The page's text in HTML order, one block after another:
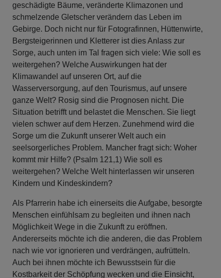
geschädigte Bäume, veränderte Klimazonen und
schmelzende Gletscher verändern das Leben im
Gebirge. Doch nicht nur für Fotografinnen, Hüttenwirte,
Bergsteigerinnen und Kletterer ist dies Anlass zur
Sorge, auch unten im Tal fragen sich viele: Wie soll es
weitergehen? Welche Auswirkungen hat der
Klimawandel auf unseren Ort, auf die
Wasserversorgung, auf den Tourismus, auf unsere
ganze Welt? Rosig sind die Prognosen nicht. Die
Situation betrifft und belastet die Menschen. Sie liegt
vielen schwer auf dem Herzen. Zunehmend wird die
Sorge um die Zukunft unserer Welt auch ein
seelsorgerliches Problem. Mancher fragt sich: Woher
kommt mir Hilfe? (Psalm 121,1) Wie soll es
weitergehen? Welche Welt hinterlassen wir unseren
Kindern und Kindeskindern?
Als Pfarrerin habe ich einerseits die Aufgabe, besorgte
Menschen einfühlsam zu begleiten und ihnen nach
Möglichkeit Wege in die Zukunft zu eröffnen.
Andererseits möchte ich die anderen, die das Problem
nach wie vor ignorieren und verdrängen, aufrütteln.
Auch bei ihnen möchte ich Bewusstsein für die
Kostbarkeit der Schöpfung wecken und die Einsicht,